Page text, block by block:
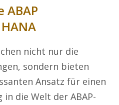
ABAP
nicht nur die
sondern bieten
Ansatz für einen
die Welt der ABAP-